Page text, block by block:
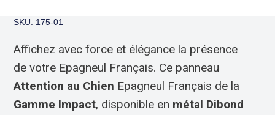
SKU: 175-01
Affichez avec force et élégance la présence
de votre Epagneul Français. Ce panneau
Attention au Chien Epagneul Français de la
Gamme Impact, disponible en métal Dibond